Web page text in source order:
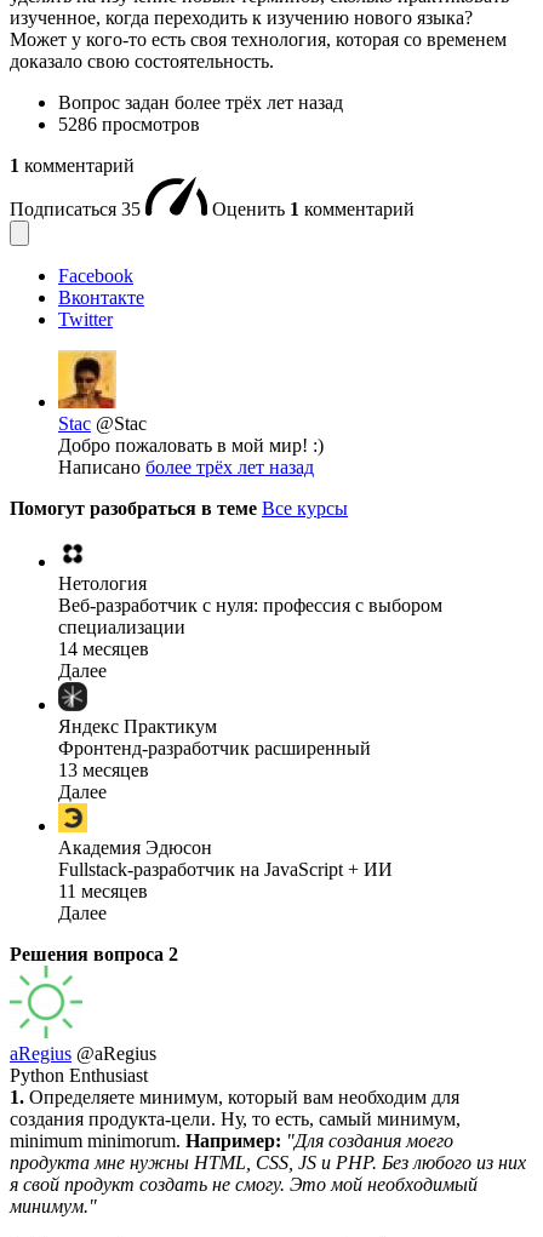
изученное, когда переходить к изучению нового языка?
Может у кого-то есть своя технология, которая со временем
доказало свою состоятельность.
Вопрос задан более трёх лет назад
5286 просмотров
1 комментарий
Подписаться 35 Оценить 1 комментарий
Facebook
Вконтакте
Twitter
Stac @Stac
Добро пожаловать в мой мир! :)
Написано более трёх лет назад
Помогут разобраться в теме Все курсы
Нетология
Веб-разработчик с нуля: профессия с выбором
специализации
14 месяцев
Далее
Яндекс Практикум
Фронтенд-разработчик расширенный
13 месяцев
Далее
Академия Эдюсон
Fullstack-разработчик на JavaScript + ИИ
11 месяцев
Далее
Решения вопроса 2
aRegius @aRegius
Python Enthusiast
1. Определяете минимум, который вам необходим для
создания продукта-цели. Ну, то есть, самый минимум,
minimum minimorum. Например: "Для создания моего
продукта мне нужны HTML, CSS JS и PHP. Без любого из них
я свой продукт создать не смогу. Это мой необходимый
минимум."